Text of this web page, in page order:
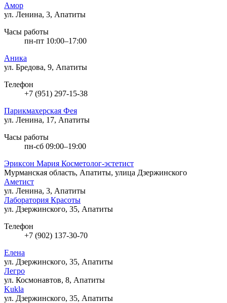
Амор
ул. Ленина, 3, Апатиты
Часы работы
пн-пт 10:00–17:00
Аника
ул. Бредова, 9, Апатиты
Телефон
+7 (951) 297-15-38
Парикмахерская Фея
ул. Ленина, 17, Апатиты
Часы работы
пн-сб 09:00–19:00
Эриксон Мария Косметолог-эстетист
Мурманская область, Апатиты, улица Дзержинского
Аметист
ул. Ленина, 3, Апатиты
Лаборатория Красоты
ул. Дзержинского, 35, Апатиты
Телефон
+7 (902) 137-30-70
Елена
ул. Дзержинского, 35, Апатиты
Легро
ул. Космонавтов, 8, Апатиты
Kukla
ул. Дзержинского, 35, Апатиты